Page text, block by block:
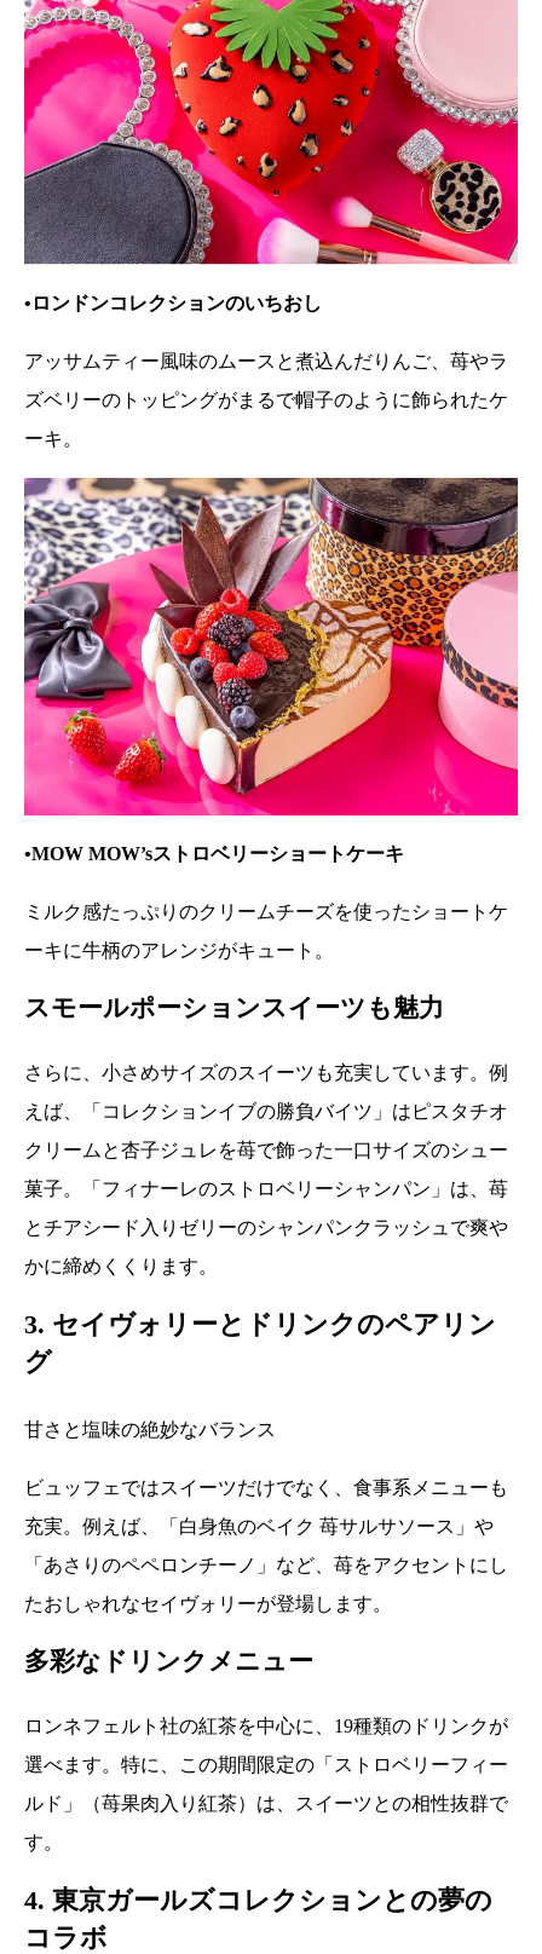
•ロンドンコレクションのいちおし
アッサムティー風味のムースと煮込んだりんご、苺やラ
ズベリーのトッピングがまるで帽子のように飾られたケ
ーキ。
•MOW MOW’sストロベリーショートケーキ
ミルク感たっぷりのクリームチーズを使ったショートケ
ーキに牛柄のアレンジがキュート。
スモールポーションスイーツも魅力
さらに、小さめサイズのスイーツも充実しています。例
えば、「コレクションイブの勝負バイツ」はピスタチオ
クリームと杏子ジュレを苺で飾った一口サイズのシュー
菓子。「フィナーレのストロベリーシャンパン」は、苺
とチアシード入りゼリーのシャンパンクラッシュで爽や
かに締めくくります。
3. セイヴォリーとドリンクのペアリン
グ
甘さと塩味の絶妙なバランス
ビュッフェではスイーツだけでなく、食事系メニューも
充実。例えば、「白身魚のベイク 苺サルサソース」や
「あさりのペペロンチーノ」など、苺をアクセントにし
たおしゃれなセイヴォリーが登場します。
多彩なドリンクメニュー
ロンネフェルト社の紅茶を中心に、19種類のドリンクが
選べます。特に、この期間限定の「ストロベリーフィー
ルド」（苺果肉入り紅茶）は、スイーツとの相性抜群で
す。
4. 東京ガールズコレクションとの夢の
コラボ